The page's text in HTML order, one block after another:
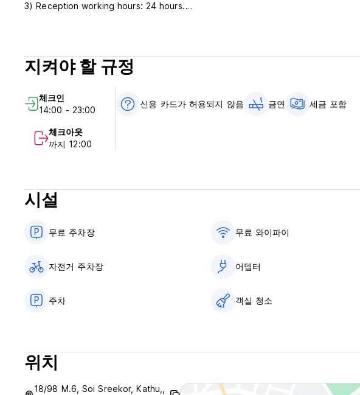
3) Reception working hours: 24 hours.
7) NO smoking in Room, but have a smoking area.
지켜야 할 규정
체크인
14:00 - 23:00
체크아웃
까지 12:00
신용 카드가 허용되지 않음 금연 세금 포함
시설
무료 주차장 무료 와이파이
자전거 주차장 어뎁터
주차 객실 청소
위치
18/98 M.6, Soi Sreekor, Kathu,,